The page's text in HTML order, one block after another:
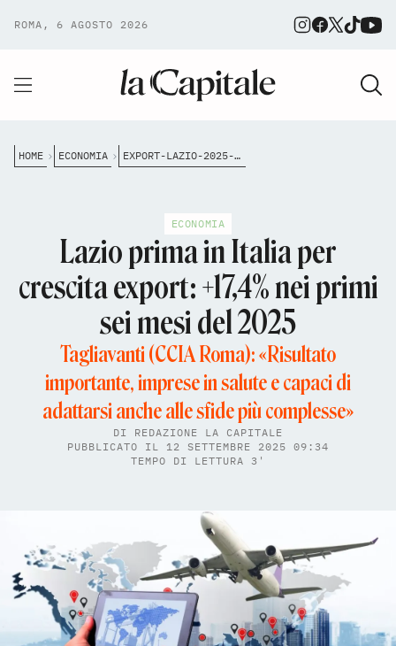
ROMA, 6 AGOSTO 2026
HOME ECONOMIA EXPORT-LAZIO-2025-RECORD-TAGLIAVANTI-ROCCA
ECONOMIA
Lazio prima in Italia per
crescita export: +17,4% nei primi
sei mesi del 2025
Tagliavanti (CCIA Roma): «Risultato
importante, imprese in salute e capaci di
adattarsi anche alle sfide più complesse»
DI REDAZIONE LA CAPITALE
PUBBLICATO IL 12 SETTEMBRE 2025 09:34
TEMPO DI LETTURA 3'